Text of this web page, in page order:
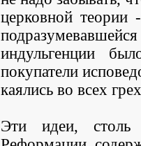
церковной теории
подразумевавшейся
индульгенции
покупатели
каялись во всех
Эти идеи, столь